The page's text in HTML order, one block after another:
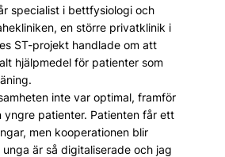
specialist i bettfysiologi och
en större privatklinik i
ST-projekt handlade om att
hjälpmedel för patienter som
inte var optimal, framför
yngre patienter. Patienten får ett
men kooperationen blir
unga är så digitaliserade och jag